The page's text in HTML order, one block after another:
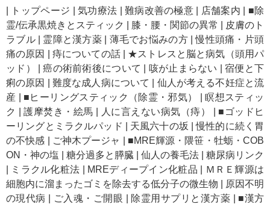
トップページ 気功療法 難病改善の極意 店舗案内
■除
霊/伝承黒焼きとスティック
膝・腰・関節の異常
皮膚のト
ラブル| 霊障と漢方薬 薄毛でお悩みの方|慢性頭痛・片頭
痛の原因
痔についての話| ★ストレスと脳と病気（頭用パ
ッド）
|癌の術前術後について 咳が止まらない |宿便と下
痢の原因
難度な成人病について
仙人が考える不妊症と流
産
■ヒーリングスティック（除霊・邪気） |瞑想スティッ
ク
|護摩焚き・絵馬 人に言えない病気（痔）
■ゴッドヒ
ーリングとミラクルパッド
天風六十の坂 |慢性的に続く胃
の不快感
ご神木プージャ
■MRE輝源・隈笹・牡蛎・COB
ON・神の塩
糖分過多と膵臓 仙人の養毛法
糖尿病リンク
ミラクル化粧法 MREディープイン化粧品
ＭＲＥ輝源は
細胞内に溜まったゴミを除去する低分子の微生物
原因不明
の現代病
ご入魂・ご開眼 除霊用サプリと漢方薬
■漢方